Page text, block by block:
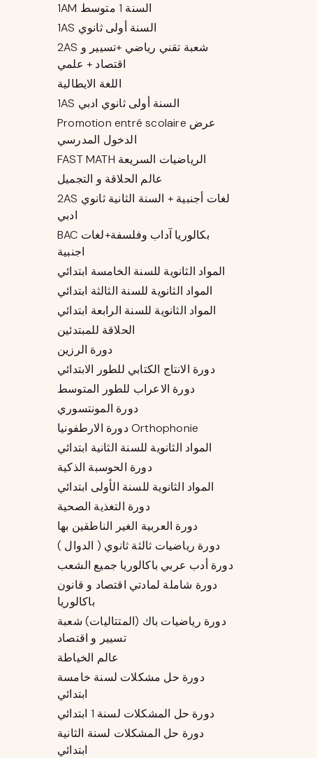
1AM السنة 1 متوسط
1AS السنة أولى ثانوي
2AS شعبة تقني رياضي +تسيير و
اقتصاد + علمي
اللغة الايطالية
1AS السنة أولى ثانوي ادبي
Promotion entré scolaire عرض
الدخول المدرسي
FAST MATH الرياضيات السريعة
عالم الحلاقة و التجميل
2AS لغات أجنبية + السنة الثانية ثانوي
ادبي
BAC بكالوريا آداب وفلسفة+لغات
اجنبية
المواد الثانوية للسنة الخامسة ابتدائي
المواد الثانوية للسنة الثالثة ابتدائي
المواد الثانوية للسنة الرابعة ابتدائي
الحلاقة للمبتدئين
دورة الرزين
دورة الانتاج الكتابي للطور الابتدائي
دورة الاعراب للطور المتوسط
دورة المونتسوري
دورة الارطفونيا Orthophonie
المواد الثانوية للسنة الثانية ابتدائي
دورة الحوسبة الذكية
المواد الثانوية للسنة الأولى ابتدائي
دورة التغذية الصحية
دورة العربية الغير الناطقين بها
دورة رياضيات ثالثة ثانوي ( الدوال )
دورة أدب عربي باكالوريا جميع الشعب
دورة شاملة لمادتي اقتصاد و قانون
باكالوريا
دورة رياضيات باك (المتتاليات) شعبة
تسيير و اقتصاد
عالم الخياطة
دورة حل مشكلات لسنة خامسة
ابتدائي
دورة حل المشكلات لسنة 1 ابتدائي
دورة حل المشكلات لسنة الثانية
ابتدائي